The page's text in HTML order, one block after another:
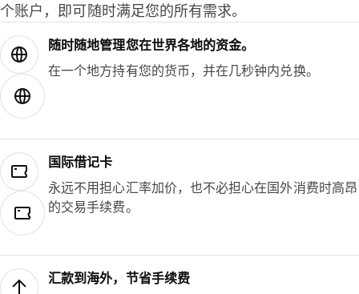
个账户，即可随时满足您的所有需求。
随时随地管理您在世界各地的资金。
在一个地方持有您的货币，并在几秒钟内兑换。
国际借记卡
永远不用担心汇率加价，也不必担心在国外消费时高昂
的交易手续费。
汇款到海外，节省手续费